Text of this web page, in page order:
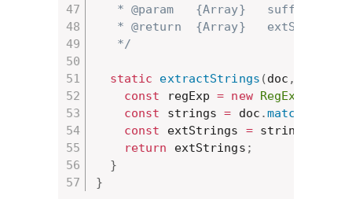
* @param   {Array}   suffix - 抽出
* @return  {Array}   extStrings -
   */
static extractStrings (doc ,
const regExp = new RegExp
const strings = doc .match
const extStrings = strings
return extStrings ;
}
}